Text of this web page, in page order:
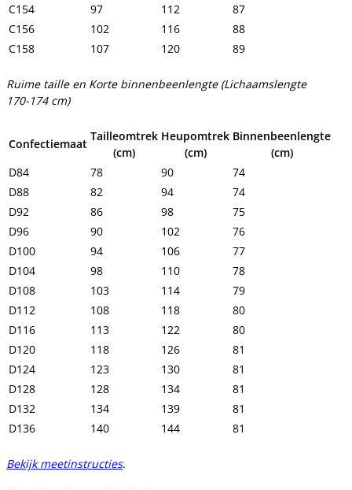
C154
97 112
87
C156
102 116
88
C158
107 120 89
Ruime taille en Korte binnenbeenlengte (Lichaamslengte
170-174 cm)
Confectiemaat
Tailleomtrek
(cm)
Heupomtrek
(cm)
Binnenbeenlengte
(cm)
D84
78 90
74
D88
82 94
74
D92
86 98
75
D96
90 102
76
D100
94 106
77
D104
98 110
78
D108
103 114
79
D112
108 118
80
D116
113 122
80
D120
118 126
81
D124
123 130
81
D128
128 134
81
D132
134 139
81
D136
140 144 81
Bekijk meetinstructies.